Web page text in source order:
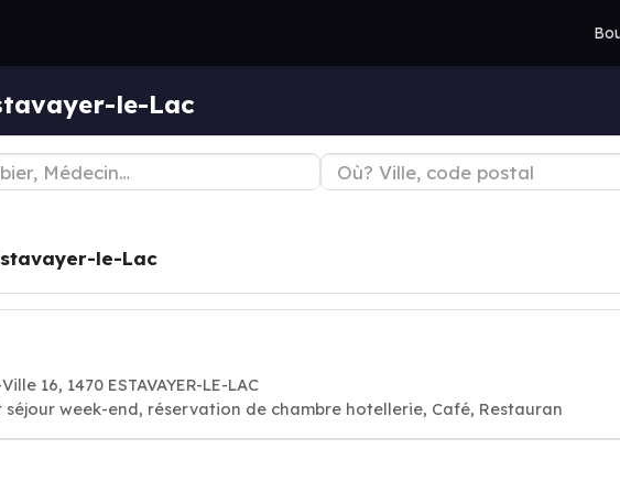
le-Lac
le-Lac
16, 1470 ESTAVAYER-LE-LAC
séjour week-end, réservation de chambre hotellerie, Café, Restauran